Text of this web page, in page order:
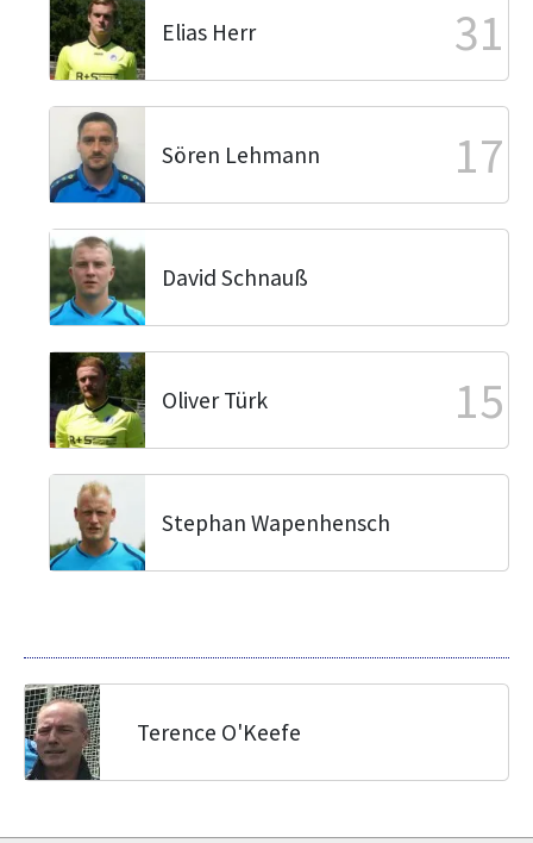
Elias Herr 31
Sören Lehmann 17
David Schnauß
Oliver Türk 15
Stephan Wapenhensch
Terence O'Keefe